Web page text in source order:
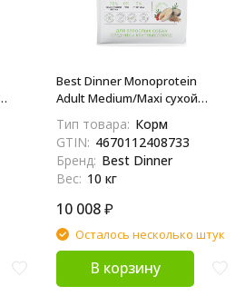
Best Dinner Monoprotein
Adult Medium/Maxi сухой
средних и крупных пород
склонных к аллергии и
проблемам с
пищеварением, с белой
рыбой и киноа - 10 кг
Тип товара: Корм
GTIN: 4670112408733
Бренд: Best Dinner
Вес: 10 кг
10 008₽
Осталось несколько штук
В корзину